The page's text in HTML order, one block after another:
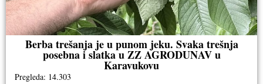
Berba trešanja je u punom jeku. Svaka trešnja
posebna i slatka u ZZ AGRODUNAV u
Karavukovu
Pregleda: 14.303